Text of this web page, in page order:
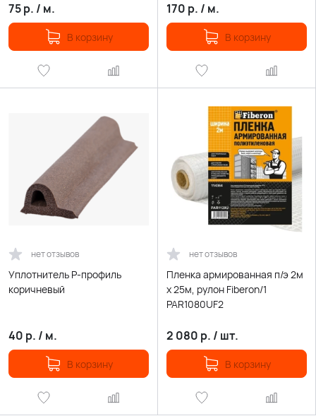
75р. / м.
В корзину
170 р. / м.
В корзину
нет отзывов
Уплотнитель P-профиль
коричневый
40 р. / м.
В корзину
нет отзывов
Пленка армированная п/э 2м
х 25м, рулон Fiberon/1
PAR1080UF2
2 080 р. / шт.
В корзину